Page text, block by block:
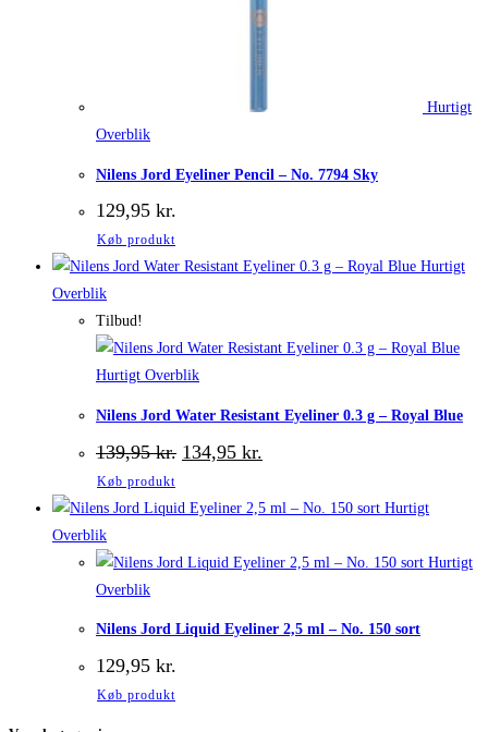
Hurtigt
Overblik
Nilens Jord Eyeliner Pencil – No. 7794 Sky
129,95 kr.
Køb produkt
Hurtigt
Overblik
Tilbud!
Hurtigt Overblik
Nilens Jord Water Resistant Eyeliner 0.3 g – Royal Blue
139,95kr. Den
oprindelige
var:
134,95 kr.
aktuelle
er:
Køb produkt
Hurtigt
Overblik
Hurtigt
Overblik
Nilens Jord Liquid Eyeliner 2,5 ml – No. 150 sort
129,95 kr.
Køb produkt